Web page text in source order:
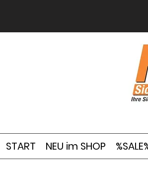
START NEU im SHOP